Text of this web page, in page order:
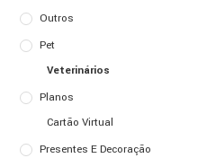
Outros
Pet
Veterinários
Planos
Cartão Virtual
Presentes E Decoração